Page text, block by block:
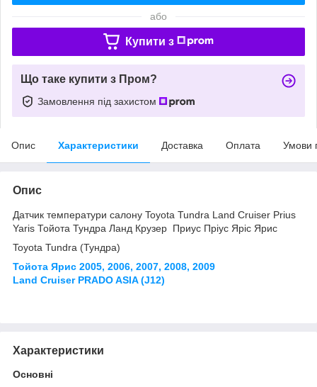
або
Купити з
Що таке купити з Пром?
Замовлення під захистом
Опис Характеристики Доставка Оплата Умови
Опис
Датчик температури салону Toyota Tundra Land Cruiser Prius
Yaris Тойота Тундра Ланд Крузер Приус Пріус Яріс Ярис
Toyota Tundra (Тундра)
Тойота Ярис 2005, 2006, 2007, 2008, 2009
Land Cruiser PRADO ASIA (J12)
Характеристики
Основні